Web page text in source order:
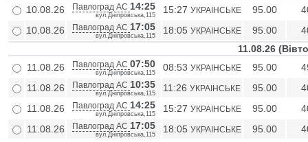
10.08.26
Павлоград АС 14:25
вул.Дніпровська,115 15:27 УКРАIНСЬКЕ 95.00
10.08.26
Павлоград АС 17:05
вул.Дніпровська,115 18:05 УКРАIНСЬКЕ 95.00
11.08.26
11.08.26
Павлоград АС 07:50
вул.Дніпровська,115 08:53 УКРАIНСЬКЕ 95.00
11.08.26
Павлоград АС 10:35
вул.Дніпровська,115 11:26 УКРАIНСЬКЕ 95.00
11.08.26
Павлоград АС 14:25
вул.Дніпровська,115 15:27 УКРАIНСЬКЕ 95.00
11.08.26
Павлоград АС 17:05
вул.Дніпровська,115 18:05 УКРАIНСЬКЕ 95.00